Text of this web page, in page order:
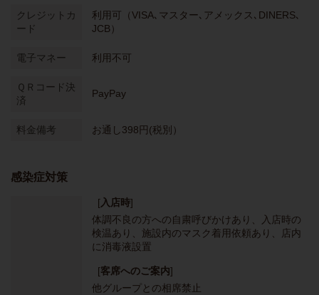
クレジットカ
ード
利用可（VISA､マスター､アメックス､DINERS､
JCB）
電子マネー 利用不可
ＱＲコード決
済
PayPay
料金備考 お通し398円(税別）
感染症対策
[入店時]
体調不良の方への自粛呼びかけあり
入店時の
検温あり
施設内のマスク着用依頼あり
店内
に消毒液設置
[客席へのご案内]
他グループとの相席禁止